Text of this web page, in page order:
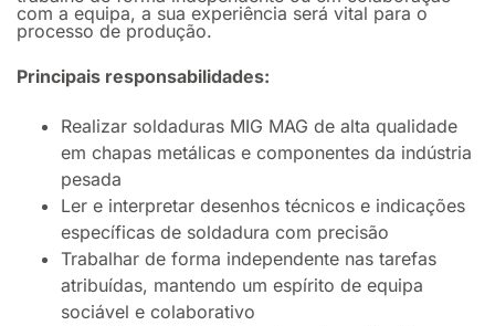
com a equipa, a sua experiência será vital para o
processo de produção.
Principais responsabilidades:
Realizar soldaduras MIG MAG de alta qualidade
em chapas metálicas e componentes da indústria
pesada
Ler e interpretar desenhos técnicos e indicações
específicas de soldadura com precisão
Trabalhar de forma independente nas tarefas
atribuídas, mantendo um espírito de equipa
sociável e colaborativo